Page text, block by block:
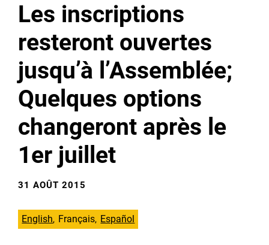
Les inscriptions
resteront ouvertes
jusqu’à l’Assemblée;
Quelques options
changeront après le
1er juillet
31 AOÛT 2015
English Français Español